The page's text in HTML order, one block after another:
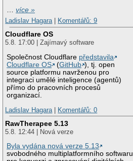
…více »
Ladislav Hagara| Komentářů: 9
Cloudflare OS
5.8. 17:00 | Zajímavý software
Společnost Cloudflare představila
Cloudflare OS
(GitHub ), tj. open
source platformu navrženou pro
integraci umělé inteligence (agentů)
přímo do pracovních procesů
organizací.
Ladislav Hagara| Komentářů: 0
RawTherapee 5.13
5.8. 12:44 | Nová verze
Byla vydána nová verze 5.13
svobodného multiplatformního softwaru